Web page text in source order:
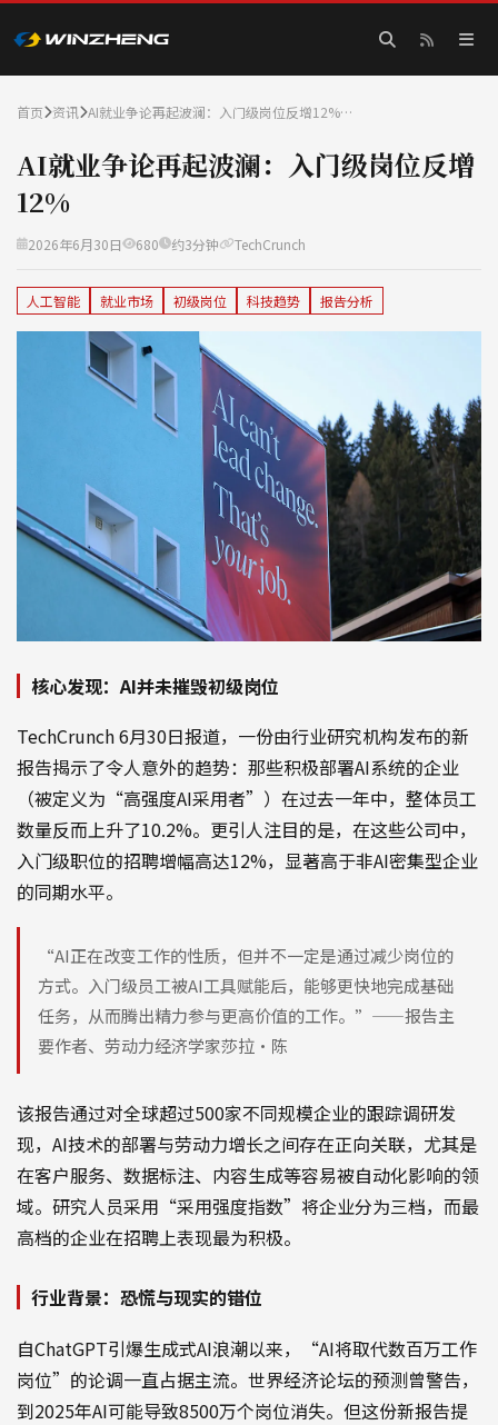
首页 资讯 AI就业争论再起波澜：入门级岗位反增12%…
AI就业争论再起波澜：入门级岗位反增
12%
2026年6月30日 680 约3分钟 TechCrunch
人工智能 就业市场 初级岗位 科技趋势 报告分析
核心发现：AI并未摧毁初级岗位
TechCrunch 6月30日报道，一份由行业研究机构发布的新
报告揭示了令人意外的趋势：那些积极部署AI系统的企业
（被定义为“高强度AI采用者”）在过去一年中，整体员工
数量反而上升了10.2%。更引人注目的是，在这些公司中，
入门级职位的招聘增幅高达12%，显著高于非AI密集型企业
的同期水平。
“AI正在改变工作的性质，但并不一定是通过减少岗位的
方式。入门级员工被AI工具赋能后，能够更快地完成基础
任务，从而腾出精力参与更高价值的工作。”——报告主
要作者、劳动力经济学家莎拉·陈
该报告通过对全球超过500家不同规模企业的跟踪调研发
现，AI技术的部署与劳动力增长之间存在正向关联，尤其是
在客户服务、数据标注、内容生成等容易被自动化影响的领
域。研究人员采用“采用强度指数”将企业分为三档，而最
高档的企业在招聘上表现最为积极。
行业背景：恐慌与现实的错位
自ChatGPT引爆生成式AI浪潮以来，“AI将取代数百万工作
岗位”的论调一直占据主流。世界经济论坛的预测曾警告，
到2025年AI可能导致8500万个岗位消失。但这份新报告提